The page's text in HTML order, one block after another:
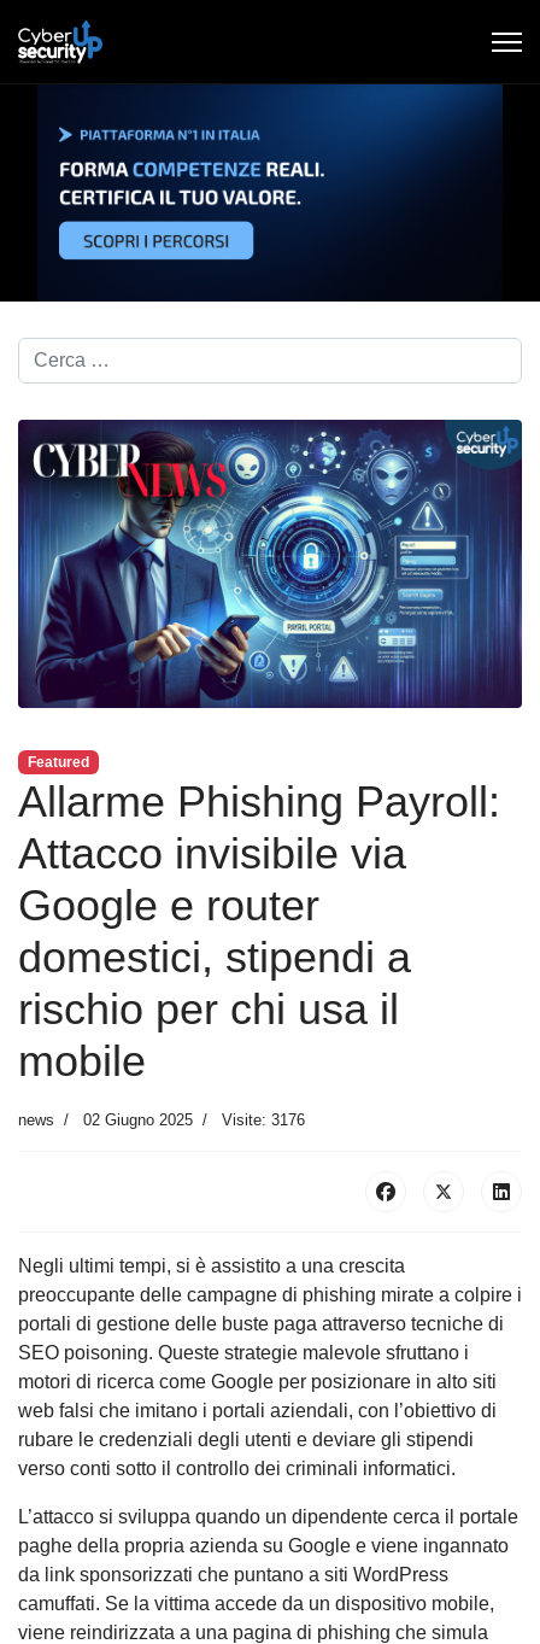
Cerca nel blog...
Featured
Allarme Phishing Payroll:
Attacco invisibile via
Google e router
domestici, stipendi a
rischio per chi usa il
mobile
news 02 Giugno 2025 Visite: 3176
Negli ultimi tempi, si è assistito a una crescita
preoccupante delle campagne di phishing mirate a colpire i
portali di gestione delle buste paga attraverso tecniche di
SEO poisoning. Queste strategie malevole sfruttano i
motori di ricerca come Google per posizionare in alto siti
web falsi che imitano i portali aziendali, con l’obiettivo di
rubare le credenziali degli utenti e deviare gli stipendi
verso conti sotto il controllo dei criminali informatici.
L’attacco si sviluppa quando un dipendente cerca il portale
paghe della propria azienda su Google e viene ingannato
da link sponsorizzati che puntano a siti WordPress
camuffati. Se la vittima accede da un dispositivo mobile,
viene reindirizzata a una pagina di phishing che simula